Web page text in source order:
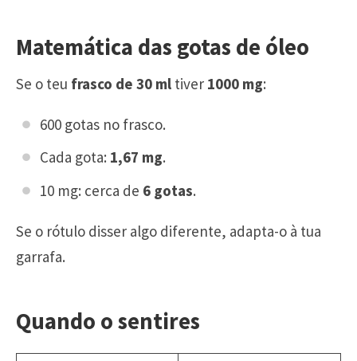
Matemática das gotas de óleo
Se o teu frasco de 30 ml tiver 1000 mg:
600 gotas no frasco.
Cada gota: 1,67 mg.
10 mg: cerca de 6 gotas.
Se o rótulo disser algo diferente, adapta-o à tua
garrafa.
Quando o sentires